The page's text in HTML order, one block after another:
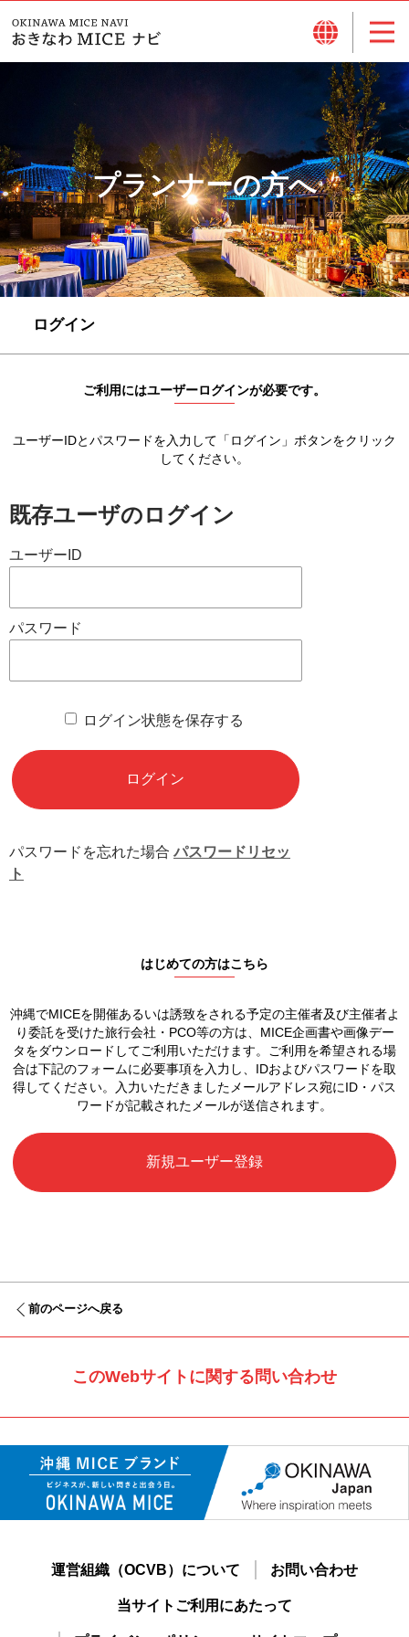
プランナーの方へ
ログイン
ご利用にはユーザーログインが必要です。
ユーザーIDとパスワードを入力して「ログイン」ボタンをクリック
してください。
既存ユーザのログイン
ユーザーID
パスワード
ログイン状態を保存する
パスワードを忘れた場合 パスワードリセッ
ト
はじめての方はこちら
沖縄でMICEを開催あるいは誘致をされる予定の主催者及び主催者よ
り委託を受けた旅行会社・PCO等の方は、 MICE企画書や画像デー
タをダウンロードしてご利用いただけます。
ご利用を希望される場
合は下記のフォームに必要事項を入力し、 IDおよびパスワードを取
得してください。
入力いただきましたメールアドレス宛にID・パス
ワードが記載されたメールが送信されます。
新規ユーザー登録
前のページへ戻る
このWebサイトに関する問い合わせ
運営組織（OCVB）について お問い合わせ
当サイトご利用にあたって